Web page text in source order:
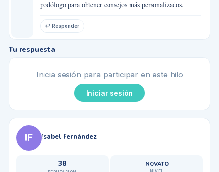
podólogo para obtener consejos más personalizados.
↩ Responder
Tu respuesta
Inicia sesión para participar en este hilo
Iniciar sesión
IF Isabel Fernández
38 NOVATO
NIVEL